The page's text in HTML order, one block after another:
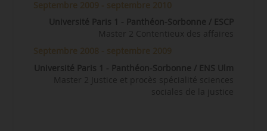
Université Paris 1 - Panthéon-Sorbonne / ESCP
Master 2 Contentieux des affaires
Université Paris 1 - Panthéon-Sorbonne / ENS Ulm
Master 2 Justice et procès spécialité sciences
sociales de la justice